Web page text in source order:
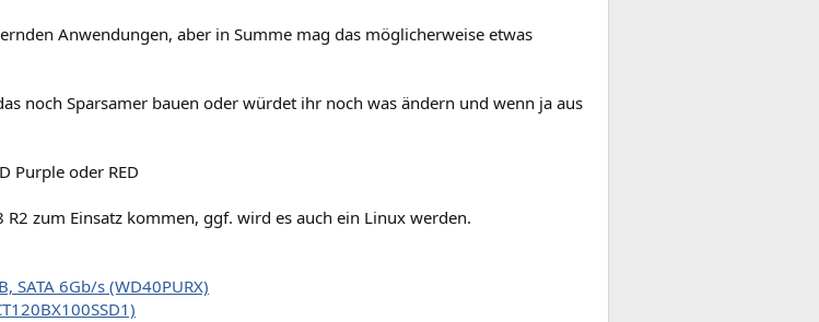
Anwendungen, aber in Summe mag das möglicherweise etwas
noch Sparsamer bauen oder würdet ihr noch was ändern und wenn ja aus
Purple oder RED
zum Einsatz kommen, ggf. wird es auch ein Linux werden.
SATA 6Gb/s (WD40PURX)